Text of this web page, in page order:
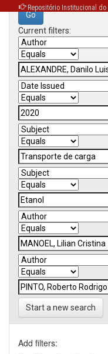
Repositório Institucional do
Current filters:
Start a new search
Add filters: